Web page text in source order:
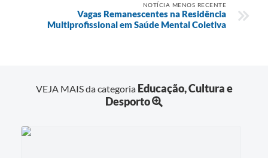
NOTÍCIA MENOS RECENTE
Vagas Remanescentes na Residência
Multiprofissional em Saúde Mental Coletiva
VEJA MAIS da categoria Educação, Cultura e
Desporto